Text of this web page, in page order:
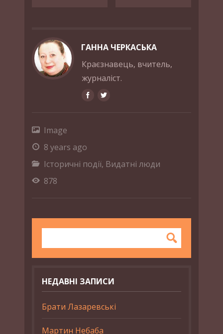
ГАННА ЧЕРКАСЬКА
Краєзнавець, вчитель,
журналіст.
Image
8 years ago
Історичні події, Видатні люди
878
НЕДАВНІ ЗАПИСИ
Брати Лазаревські
Мартин Небаба